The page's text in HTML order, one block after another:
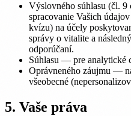
Výslovného súhlasu (čl.
spracovanie Vašich
kvízu) na účely
správy o vitalite a
odporúčaní.
Súhlasu — pre analytické
Oprávneného záujmu —
všeobecné
5. Vaše práva